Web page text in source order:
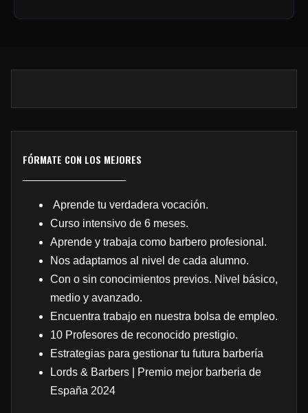
FÓRMATE CON LOS MEJORES
Aprende tu verdadera vocación.
Curso intensivo de 6 meses.
Aprende y trabaja como barbero profesional.
Nos adaptamos al nivel de cada alumno.
Con o sin conocimientos previos. Nivel básico,
medio y avanzado.
Encuentra trabajo en nuestra bolsa de empleo.
10 Profesores de reconocido prestigio.
Estrategias para gestionar tu futura barbería
Lords & Barbers | Premio mejor barberia de
España 2024